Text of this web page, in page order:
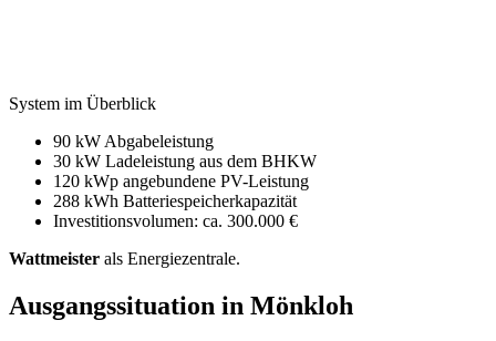
System im Überblick
90 kW Abgabeleistung
30 kW Ladeleistung aus dem BHKW
120 kWp angebundene PV-Leistung
288 kWh Batteriespeicherkapazität
Investitionsvolumen: ca. 300.000 €
Wattmeister als Energiezentrale.
Ausgangssituation in Mönkloh